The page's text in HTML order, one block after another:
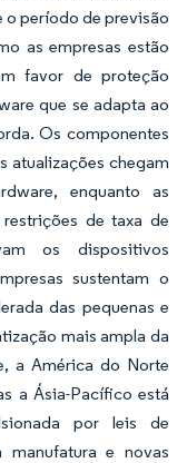
o período de previsão
as empresas estão
favor de proteção
que se adapta ao
Os componentes
atualizações chegam
enquanto as
de taxa de
os dispositivos
sustentam o
das pequenas e
mais ampla da
a América do Norte
a Ásia-Pacífico está
por leis de
e novas